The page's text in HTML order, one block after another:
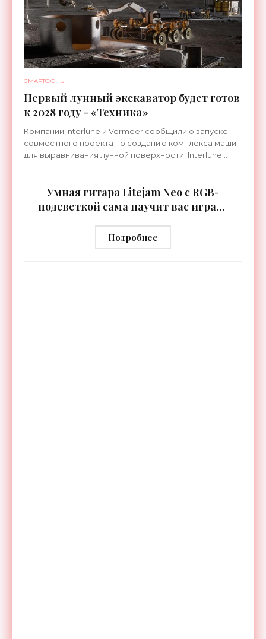
СМАРТФОНЫ
Первый лунный экскаватор будет готов
к 2028 году - «Техника»
Компании Interlune и Vermeer сообщили о запуске
совместного проекта по созданию комплекса машин
для выравнивания лунной поверхности. Interlune
Умная гитара Litejam Neo с RGB-
подсветкой сама научит вас играть
Подробнее